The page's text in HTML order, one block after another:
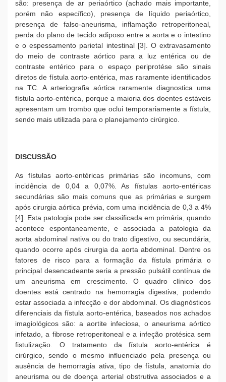
são: presença de ar periaórtico (achado mais importante,
porém não específico), presença de líquido periaórtico,
presença de falso-aneurisma, inflamação retroperitoneal,
perda do plano de tecido adiposo entre a aorta e o intestino
e o espessamento parietal intestinal [3]. O extravasamento
do meio de contraste aórtico para a luz entérica ou de
contraste entérico para o espaço periprotése são sinais
diretos de fístula aorto-entérica, mas raramente identificados
na TC. A arteriografia aórtica raramente diagnostica uma
fístula aorto-entérica, porque a maioria dos doentes estáveis
apresentam um trombo que oclui temporariamente a fístula,
sendo mais utilizada para o planejamento cirúrgico.
DISCUSSÃO
As fístulas aorto-entéricas primárias são incomuns, com
incidência de 0,04 a 0,07%. As fístulas aorto-entéricas
secundárias são mais comuns que as primárias e surgem
após cirurgia aórtica prévia, com uma incidência de 0,3 a 4%
[4]. Esta patologia pode ser classificada em primária, quando
acontece espontaneamente, e associada a patologia da
aorta abdominal nativa ou do trato digestivo, ou secundária,
quando ocorre após cirurgia da aorta abdominal. Dentre os
fatores de risco para a formação da fístula primária o
principal desencadeante seria a pressão pulsátil contínua de
um aneurisma em crescimento. O quadro clínico dos
doentes está centrado na hemorragia digestiva, podendo
estar associada a infecção e dor abdominal. Os diagnósticos
diferenciais da fístula aorto-entérica, baseados nos achados
imagiológicos são: a aortite infeciosa, o aneurisma aórtico
infetado, a fibrose retroperitoneal e a infeção protésica sem
fistulização. O tratamento da fístula aorto-entérica é
cirúrgico, sendo o mesmo influenciado pela presença ou
ausência de hemorragia ativa, tipo de fístula, anatomia do
aneurisma ou de doença arterial obstrutiva associados e a